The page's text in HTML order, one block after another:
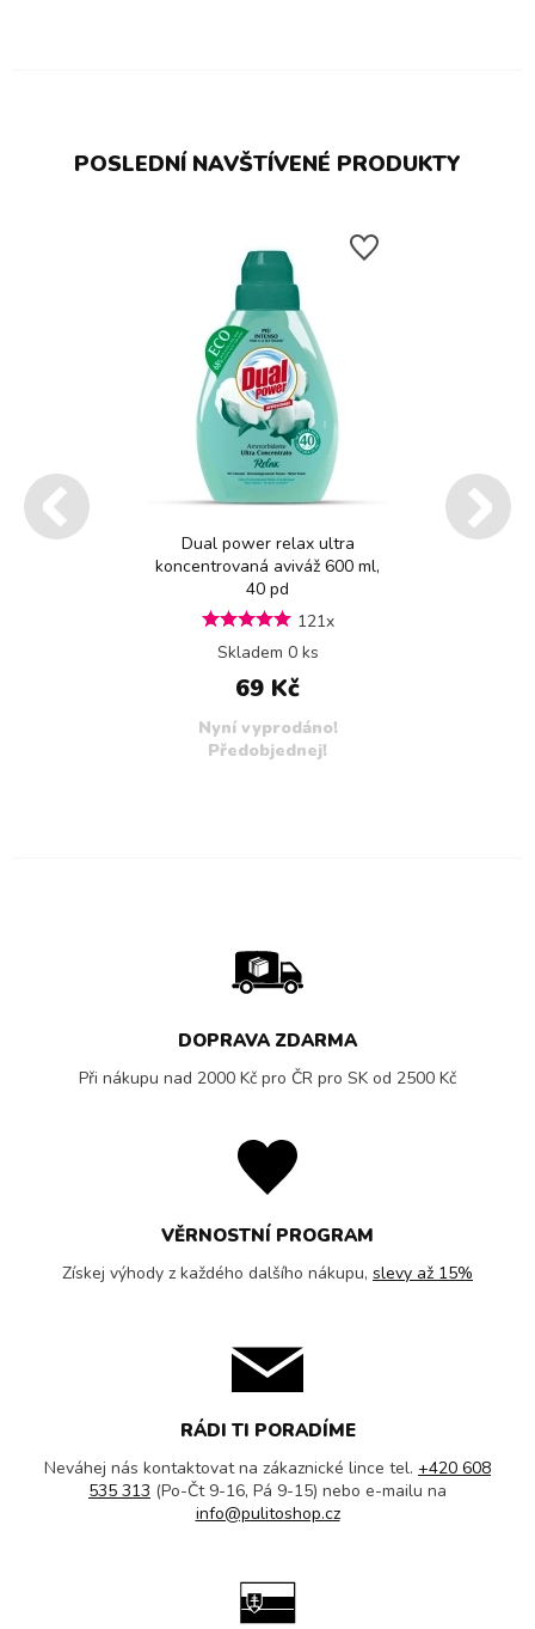
POSLEDNÍ NAVŠTÍVENÉ PRODUKTY
Dual power relax ultra
koncentrovaná aviváž 600 ml,
40 pd
121x
Skladem 0 ks
69 Kč
Nyní vyprodáno!
Předobjednej!
DOPRAVA ZDARMA
Při nákupu nad 2000 Kč pro ČR pro SK od 2500 Kč
VĚRNOSTNÍ PROGRAM
Získej výhody z každého dalšího nákupu, slevy až 15%
RÁDI TI PORADÍME
Neváhej nás kontaktovat na zákaznické lince tel. +420 608
535 313 (Po-Čt 9-16, Pá 9-15) nebo e-mailu na
info@pulitoshop.cz